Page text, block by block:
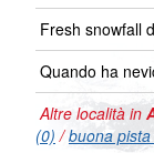
Fresh snowfall
Quando ha
Altre località in
(0) /buona